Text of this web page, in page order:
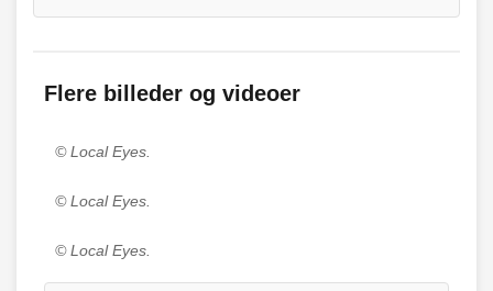
Flere billeder og videoer
© Local Eyes.
© Local Eyes.
© Local Eyes.